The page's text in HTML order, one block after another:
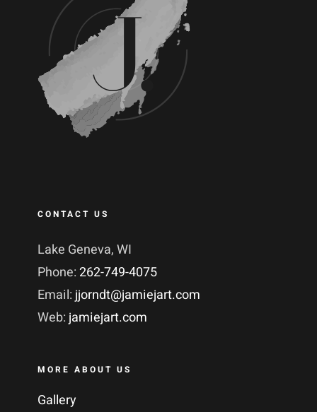
CONTACT US
Lake Geneva, WI
Phone:262-749-4075
Email: jjorndt@jamiejart.com
Web: jamiejart.com
MORE ABOUT US
Gallery